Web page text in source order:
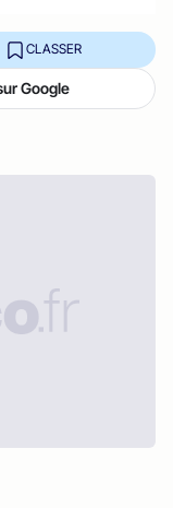
CLASSER
Google